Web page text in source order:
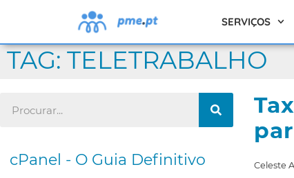
SERVIÇOS
TAG: TELETRABALHO
cPanel - O Guia Definitivo Celeste